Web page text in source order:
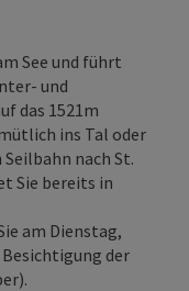
See und führt
und
das 1521m
ins Tal oder
nach St.
Sie bereits in
am Dienstag,
der